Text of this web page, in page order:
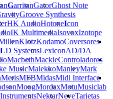
GarritanGatorGhost Note
Groove Synthesis
HK AudioHotoneIcon
IK MultimediaIsovoxIzotope
KlotzKodamo
LD SystemsLexicon
MacbethMackie
MusicMalekkoManleyMark
MerisMFBMidas
MoogMordaxMotuMusiclab
NektarNeve
Coversores
AD/DA
Controladores
Midi Interface
Tarjetas